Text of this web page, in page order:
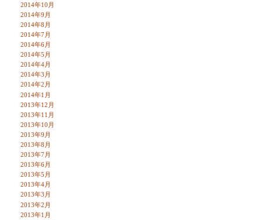
2014年10月
2014年9月
2014年8月
2014年7月
2014年6月
2014年5月
2014年4月
2014年3月
2014年2月
2014年1月
2013年12月
2013年11月
2013年10月
2013年9月
2013年8月
2013年7月
2013年6月
2013年5月
2013年4月
2013年3月
2013年2月
2013年1月